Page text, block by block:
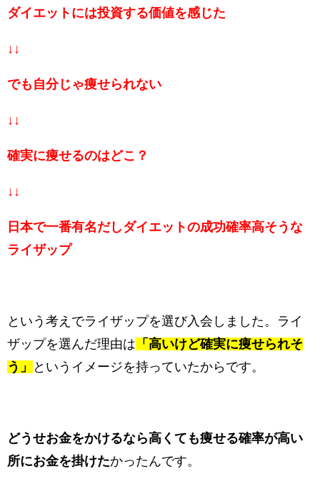
ダイエットには投資する価値を感じた
↓↓
でも自分じゃ痩せられない
↓↓
確実に痩せるのはどこ？
↓↓
日本で一番有名だしダイエットの成功確率高そうな
ライザップ
という考えでライザップを選び入会しました。ライ
ザップを選んだ理由は 「高いけど確実に痩せられそ
う」
というイメージを持っていたからです。
どうせお金をかけるなら高くても痩せる確率が高い
所にお金を掛けたかったんです。